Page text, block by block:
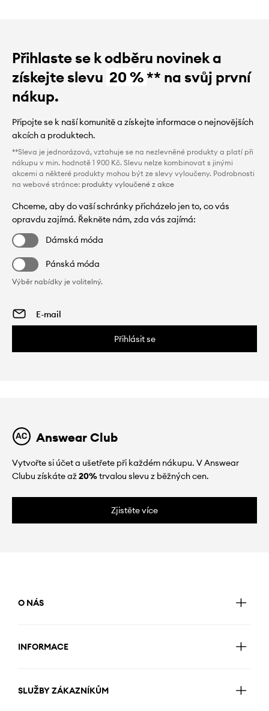
Přihlaste se k odběru novinek a
získejte slevu 20 %** na svůj první
nákup.
Připojte se k naší komunitě a získejte informace o nejnovějších
akcích a produktech.
**Sleva je jednorázová, vztahuje se na nezlevněné produkty a platí při
nákupu v min. hodnotě 1 900 Kč. Slevu nelze kombinovat s jinými
akcemi a některé produkty mohou být ze slevy vyloučeny. Podrobnosti
na webové stránce: produkty vyloučené z akce
Chceme, aby do vaší schránky přicházelo jen to, co vás
opravdu zajímá. Řekněte nám, zda vás zajímá:
Dámská móda
Pánská móda
Výběr nabídky je volitelný.
Přihlásit se
Answear Club
Vytvořte si účet a ušetřete při každém nákupu. V Answear
Clubu získáte až20%trvalou slevu z běžných cen.
Zjistěte více
O NÁS
INFORMACE
SLUŽBY ZÁKAZNÍKŮM